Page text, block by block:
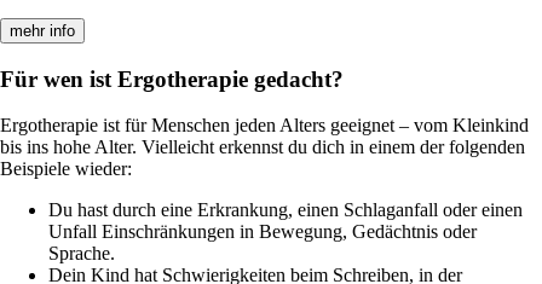
mehr info
Für wen ist Ergotherapie gedacht?
Ergotherapie ist für Menschen jeden Alters geeignet – vom Kleinkind
bis ins hohe Alter. Vielleicht erkennst du dich in einem der folgenden
Beispiele wieder:
Du hast durch eine Erkrankung, einen Schlaganfall oder einen
Unfall Einschränkungen in Bewegung, Gedächtnis oder
Sprache.
Dein Kind hat Schwierigkeiten beim Schreiben, in der